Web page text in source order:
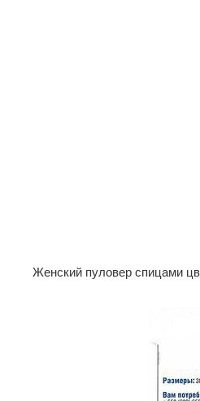
Женский пуловер спицами